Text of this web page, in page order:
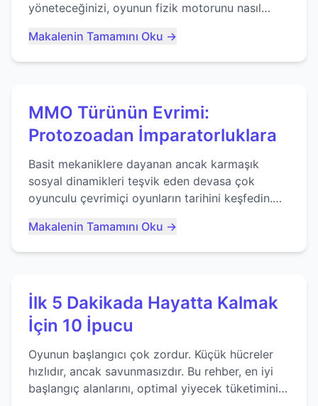
yöneteceğinizi, oyunun fizik motorunu nasıl
ustalaşacağınızı öğrenin...
Makalenin Tamamını Oku →
MMO Türünün Evrimi:
Protozoadan İmparatorluklara
Basit mekaniklere dayanan ancak karmaşık
sosyal dinamikleri teşvik eden devasa çok
oyunculu çevrimiçi oyunların tarihini keşfedin.
Makalenin Tamamını Oku →
İlk 5 Dakikada Hayatta Kalmak
İçin 10 İpucu
Oyunun başlangıcı çok zordur. Küçük hücreler
hızlıdır, ancak savunmasızdır. Bu rehber, en iyi
başlangıç alanlarını, optimal yiyecek tüketimini